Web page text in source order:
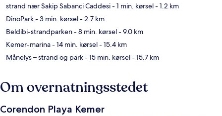
strand nær Sakip Sabanci Caddesi- 1 min. kørsel- 1.2 km
DinoPark- 3 min. kørsel- 2.7 km
Beldibi-strandparken- 8 min. kørsel- 9.0 km
Kemer-marina- 14 min. kørsel- 15.4 km
Månelys – strand og park- 15 min. kørsel- 15.7 km
Om overnatningsstedet
Corendon Playa Kemer